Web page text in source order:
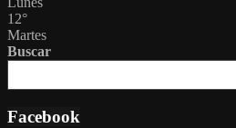
12°
Martes
Buscar
Facebook